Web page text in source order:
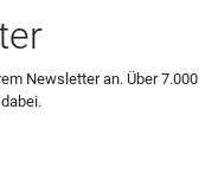
Newsletter an. Über 7.000